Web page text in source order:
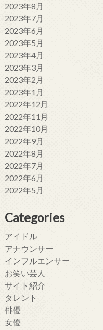
2023年8月
2023年7月
2023年6月
2023年5月
2023年4月
2023年3月
2023年2月
2023年1月
2022年12月
2022年11月
2022年10月
2022年9月
2022年8月
2022年7月
2022年6月
2022年5月
Categories
アイドル
アナウンサー
インフルエンサー
お笑い芸人
サイト紹介
タレント
俳優
女優